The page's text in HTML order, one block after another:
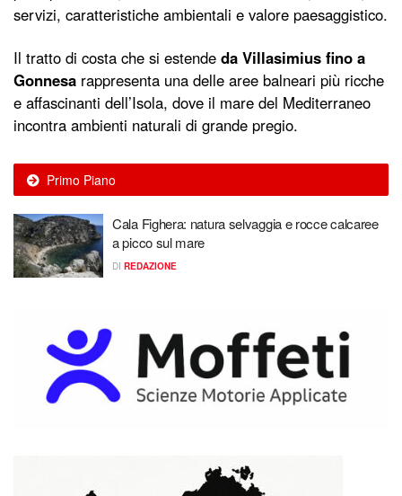
servizi, caratteristiche ambientali e valore paesaggistico.
Il tratto di costa che si estende da Villasimius fino a
Gonnesa rappresenta una delle aree balneari più ricche
e affascinanti dell’Isola, dove il mare del Mediterraneo
incontra ambienti naturali di grande pregio.
Primo Piano
Cala Fighera: natura selvaggia e rocce calcaree
a picco sul mare
DI REDAZIONE